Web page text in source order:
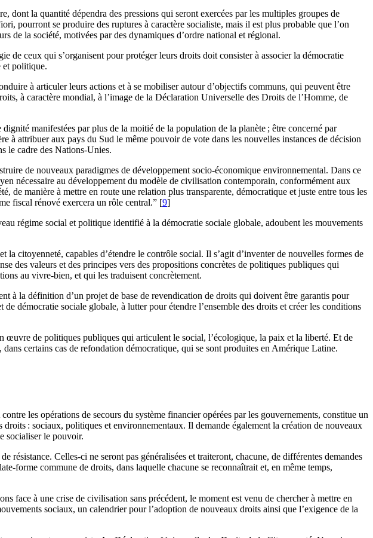
la quantité dépendra des pressions qui seront exercées par les multiples groupes de
pourront se produire des ruptures à caractère socialiste, mais il est plus probable que l’on
de la société, motivées par des dynamiques d’ordre national et régional.
de ceux qui s’organisent pour protéger leurs droits doit consister à associer la démocratie
et politique.
à articuler leurs actions et à se mobiliser autour d’objectifs communs, qui peuvent être
à caractère mondial, à l’image de la Déclaration Universelle des Droits de l’Homme, de
manifestées par plus de la moitié de la population de la planète ; être concerné par
à attribuer aux pays du Sud le même pouvoir de vote dans les nouvelles instances de décision
le cadre des Nations-Unies.
de nouveaux paradigmes de développement socio-économique environnemental. Dans ce
nécessaire au développement du modèle de civilisation contemporain, conformément aux
manière à mettre en route une relation plus transparente, démocratique et juste entre tous les
fiscal rénové exercera un rôle central.” [9]
régime social et politique identifié à la démocratie sociale globale, adoubent les mouvements
citoyenneté, capables d’étendre le contrôle social. Il s’agit d’inventer de nouvelles formes de
des valeurs et des principes vers des propositions concrètes de politiques publiques qui
au vivre-bien, et qui les traduisent concrètement.
à la définition d’un projet de base de revendication de droits qui doivent être garantis pour
démocratie sociale globale, à lutter pour étendre l’ensemble des droits et créer les conditions
œuvre de politiques publiques qui articulent le social, l’écologique, la paix et la liberté. Et de
certains cas de refondation démocratique, qui se sont produites en Amérique Latine.
les opérations de secours du système financier opérées par les gouvernements, constitue un
: sociaux, politiques et environnementaux. Il demande également la création de nouveaux
socialiser le pouvoir.
résistance. Celles-ci ne seront pas généralisées et traiteront, chacune, de différentes demandes
forme commune de droits, dans laquelle chacune se reconnaîtrait et, en même temps,
face à une crise de civilisation sans précédent, le moment est venu de chercher à mettre en
sociaux, un calendrier pour l’adoption de nouveaux droits ainsi que l’exigence de la